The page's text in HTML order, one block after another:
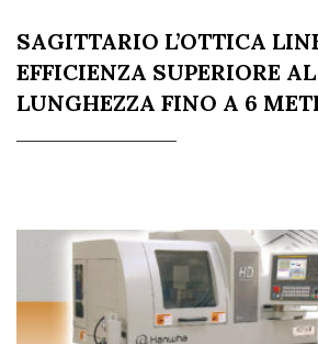
SAGITTARIO L’OTTICA
EFFICIENZA SUPERIORE
LUNGHEZZA FINO A 6